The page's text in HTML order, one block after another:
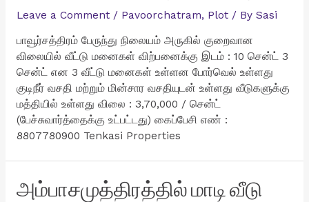
Leave a Comment / Pavoorchatram, Plot/ By Sasi
பாவூர்சத்திரம் பேருந்து நிலையம் அருகில் குறைவான
விலையில் வீட்டு மனைகள் விற்பனைக்கு இடம் : 10 சென்ட் 3
சென்ட் என 3 வீட்டு மனைகள் உள்ளன போர்வெல் உள்ளது
குடிநீர் வசதி மற்றும் மின்சார வசதியுடன் உள்ளது வீடுகளுக்கு
மத்தியில் உள்ளது விலை : 3,70,000 / சென்ட்
(பேச்சுவார்த்தைக்கு உட்பட்டது) கைப்பேசி எண் :
8807780900 Tenkasi Properties
அம்பாசமுத்திரத்தில் மாடி வீடு